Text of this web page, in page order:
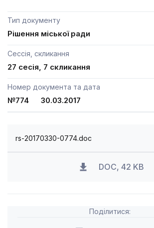
Тип документу
Рішення міської ради
Сессія, скликання
27 сесія, 7 скликання
Номер документа та дата
№774 30.03.2017
rs-20170330-0774.doc
DOC, 42 KB
Поділитися: